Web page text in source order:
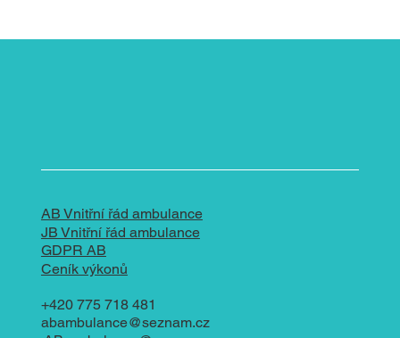
+420 775 718 481
abambulance@seznam.cz
AB Vnitřní řád ambulance
JB Vnitřní řád ambulance
GDPR AB
Ceník výkonů